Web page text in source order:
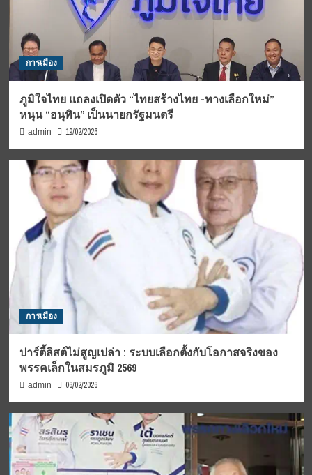
การเมือง
ภูมิใจไทย แถลงเปิดตัว “ไทยสร้างไทย -ทางเลือกใหม่”
หนุน “อนุทิน” เป็นนายกรัฐมนตรี
admin 19/02/2026
การเมือง
ปาร์ตี้ลิสต์ไม่สูญเปล่า : ระบบเลือกตั้งกับโอกาสจริงของ
พรรคเล็กในสมรภูมิ 2569
admin 06/02/2026